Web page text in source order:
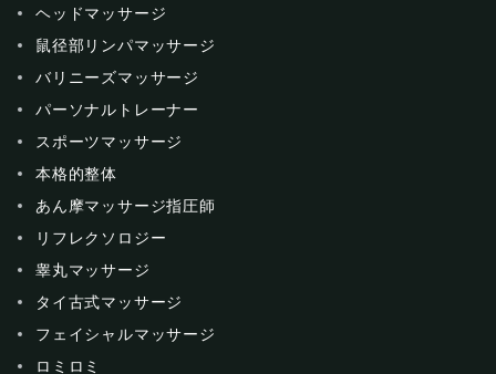
ヘッドマッサージ
鼠径部リンパマッサージ
バリニーズマッサージ
パーソナルトレーナー
スポーツマッサージ
本格的整体
あん摩マッサージ指圧師
リフレクソロジー
睾丸マッサージ
タイ古式マッサージ
フェイシャルマッサージ
ロミロミ